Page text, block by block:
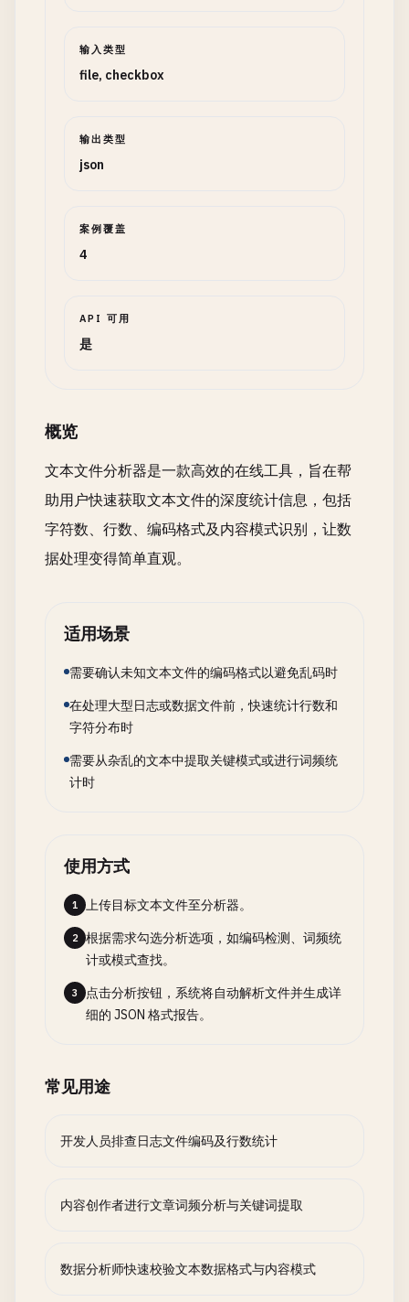
输入类型
file, checkbox
输出类型
json
案例覆盖
4
API 可用
是
概览
文本文件分析器是一款高效的在线工具，旨在帮
助用户快速获取文本文件的深度统计信息，包括
字符数、行数、编码格式及内容模式识别，让数
据处理变得简单直观。
适用场景
需要确认未知文本文件的编码格式以避免乱码时
在处理大型日志或数据文件前，快速统计行数和
字符分布时
需要从杂乱的文本中提取关键模式或进行词频统
计时
使用方式
1 上传目标文本文件至分析器。
2
根据需求勾选分析选项，如编码检测、词频统
计或模式查找。
3
点击分析按钮，系统将自动解析文件并生成详
细的 JSON 格式报告。
常见用途
开发人员排查日志文件编码及行数统计
内容创作者进行文章词频分析与关键词提取
数据分析师快速校验文本数据格式与内容模式